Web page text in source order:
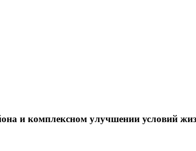
и комплексном улучшении условий